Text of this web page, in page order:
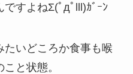
すよねΣ(ﾟдﾟlll)ｶﾞｰﾝ
たいどころか食事も喉
と状態。